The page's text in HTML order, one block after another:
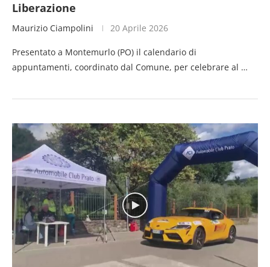
Liberazione
Maurizio Ciampolini 20 Aprile 2026
Presentato a Montemurlo (PO) il calendario di
appuntamenti, coordinato dal Comune, per celebrare al …